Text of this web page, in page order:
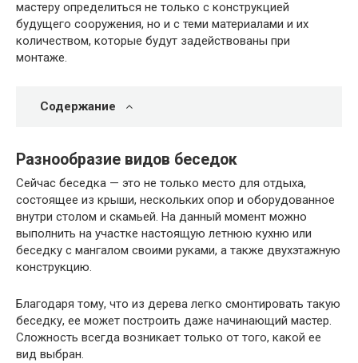
мастеру определиться не только с конструкцией
будущего сооружения, но и с теми материалами и их
количеством, которые будут задействованы при
монтаже.
Содержание
Разнообразие видов беседок
Сейчас беседка — это не только место для отдыха,
состоящее из крыши, нескольких опор и оборудованное
внутри столом и скамьей. На данный момент можно
выполнить на участке настоящую летнюю кухню или
беседку с мангалом своими руками, а также двухэтажную
конструкцию.
Благодаря тому, что из дерева легко смонтировать такую
беседку, ее может построить даже начинающий мастер.
Сложность всегда возникает только от того, какой ее
вид выбран.